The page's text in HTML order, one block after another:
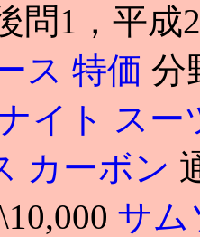
問1，平
ス 特価 分
イト ス
カーボン
\10,000 サム